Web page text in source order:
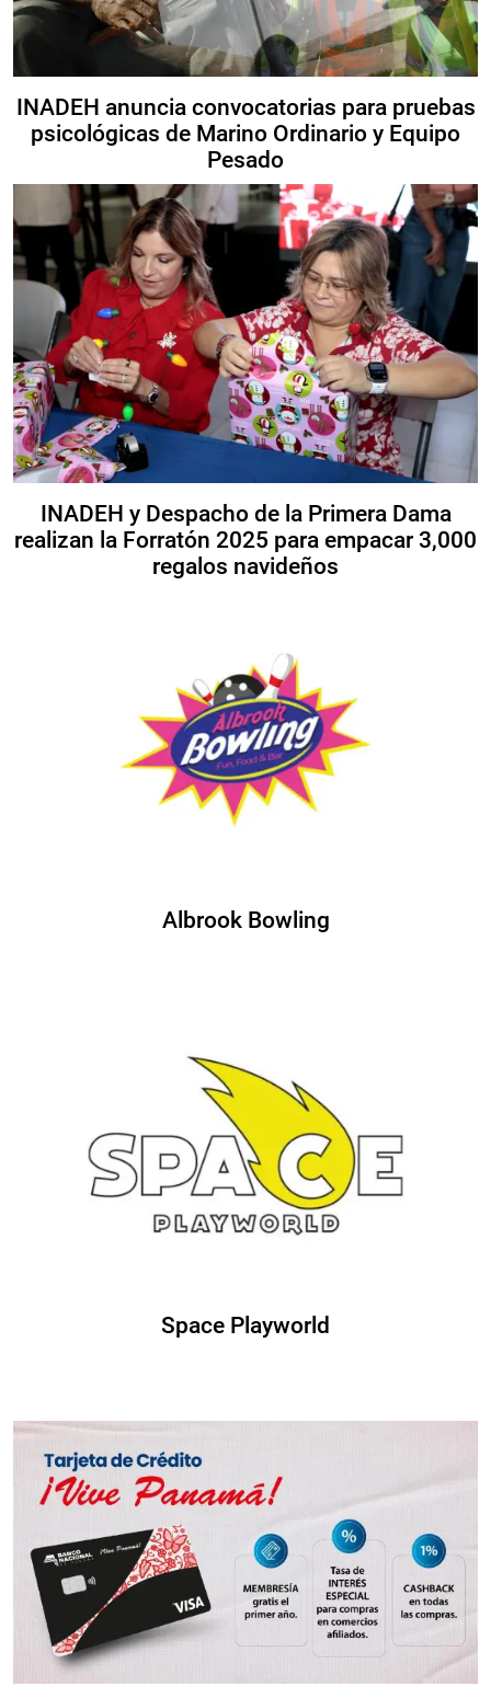
INADEH anuncia convocatorias para pruebas
psicológicas de Marino Ordinario y Equipo
Pesado
INADEH y Despacho de la Primera Dama
realizan la Forratón 2025 para empacar 3,000
regalos navideños
Albrook Bowling
Space Playworld